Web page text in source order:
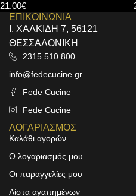
28.00
ΕΠΙΚΟΙΝΩΝΙΑ
Ι. ΧΑΛΚΙΔΗ 7, 56121
ΘΕΣΣΑΛΟΝΙΚΗ
2315 510 800
info@fedecucine.gr
Fede Cucine
Fede Cucine
ΛΟΓΑΡΙΑΣΜΟΣ
Καλάθι αγορών
Ο λογαριασμός μου
Οι παραγγελίες μου
Λίστα αγαπημένων